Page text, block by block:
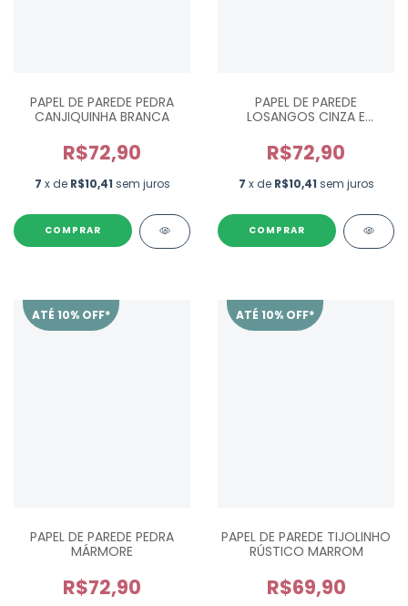
PAPEL DE PAREDE PEDRA
CANJIQUINHA BRANCA
R$72,90
7 x de R$10,41 sem juros
PAPEL DE PAREDE
LOSANGOS CINZA E
R$72,90
7 x de R$10,41 sem juros
ATÉ 10% OFF*
PAPEL DE PAREDE PEDRA
MÁRMORE
R$72,90
ATÉ 10% OFF*
PAPEL DE PAREDE TIJOLINHO
RÚSTICO MARROM
R$69,90